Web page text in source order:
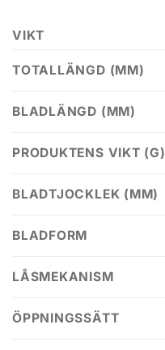
VIKT
TOTALLÄNGD (MM)
BLADLÄNGD (MM)
PRODUKTENS VIKT (G)
BLADTJOCKLEK (MM)
BLADFORM
LÅSMEKANISM
ÖPPNINGSSÄTT